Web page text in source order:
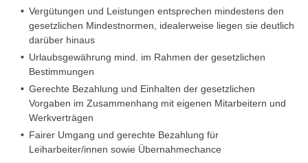
Vergütungen und Leistungen entsprechen mindestens den
gesetzlichen Mindestnormen, idealerweise liegen sie deutlich
darüber hinaus
Urlaubsgewährung mind. im Rahmen der gesetzlichen
Bestimmungen
Gerechte Bezahlung und Einhalten der gesetzlichen
Vorgaben im Zusammenhang mit eigenen Mitarbeitern und
Werkverträgen
Fairer Umgang und gerechte Bezahlung für
Leiharbeiter/innen sowie Übernahmechance